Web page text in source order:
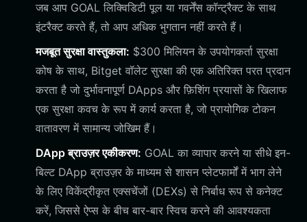
जब आप GOAL लिक्विडिटी पूल या गवर्नेंस कॉन्ट्रैक्ट के साथ
इंटरैक्ट करते हैं, तो आप अधिक भुगतान नहीं करते हैं।
मजबूत सुरक्षा वास्तुकला: $300 मिलियन के उपयोगकर्ता सुरक्षा
कोष के साथ, Bitget वॉलेट सुरक्षा की एक अतिरिक्त परत प्रदान
करता है जो दुर्भावनापूर्ण DApps और फ़िशिंग प्रयासों के खिलाफ
एक सुरक्षा कवच के रूप में कार्य करता है, जो प्रायोगिक टोकन
वातावरण में सामान्य जोखिम हैं।
DApp ब्राउज़र एकीकरण: GOAL का व्यापार करने या सीधे इन-
बिल्ट DApp ब्राउज़र के माध्यम से शासन प्लेटफार्मों में भाग लेने
के लिए विकेंद्रीकृत एक्सचेंजों (DEXs) से निर्बाध रूप से कनेक्ट
करें, जिससे ऐप्स के बीच बार-बार स्विच करने की आवश्यकता